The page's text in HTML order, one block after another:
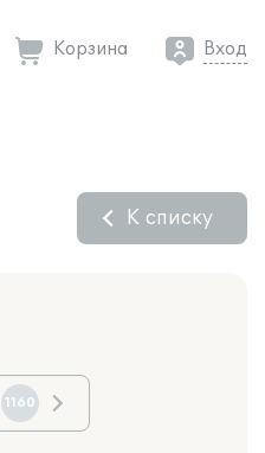
Корзина Вход
К списку
1160